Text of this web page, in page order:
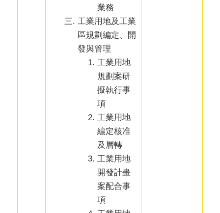
業務
工業用地及工業
區規劃編定、開
發與管理
工業用地
規劃案研
擬執行事
項
工業用地
編定核准
及層轉
工業用地
開發計畫
案配合事
項